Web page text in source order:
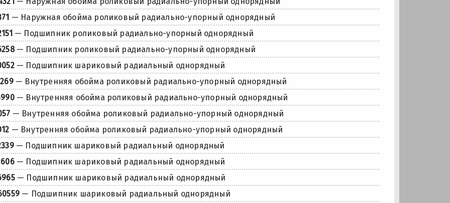
— Наружная обойма роликовый радиально-упорный однорядный
— Подшипник роликовый радиально-упорный однорядный
— Подшипник роликовый радиально-упорный однорядный
— Подшипник шариковый радиальный однорядный
— Внутренняя обойма роликовый радиально-упорный однорядный
— Внутренняя обойма роликовый радиально-упорный однорядный
— Внутренняя обойма роликовый радиально-упорный однорядный
— Внутренняя обойма роликовый радиально-упорный однорядный
— Подшипник шариковый радиальный однорядный
— Подшипник шариковый радиальный однорядный
— Подшипник шариковый радиальный однорядный
— Подшипник шариковый радиальный однорядный